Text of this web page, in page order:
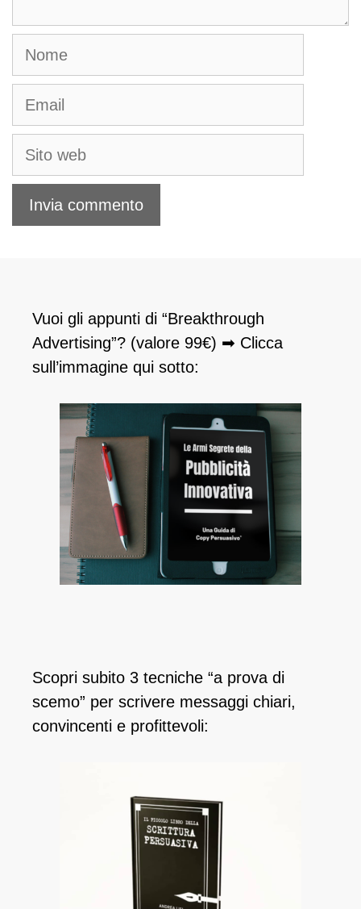
Nome
Email
Sito
Vuoi gli appunti di “Breakthrough
Advertising”? (valore 99€) ➡ Clicca
sull’immagine qui sotto:
Scopri subito 3 tecniche “a prova di
scemo” per scrivere messaggi chiari,
convincenti e profittevoli: